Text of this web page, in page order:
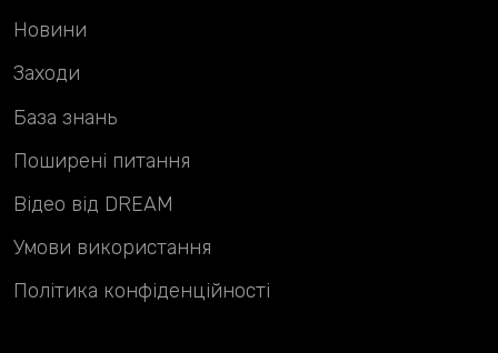
Новини
Умови використання
Політика конфіденційності
Заходи
База знань
Поширені питання
Відео від DREAM